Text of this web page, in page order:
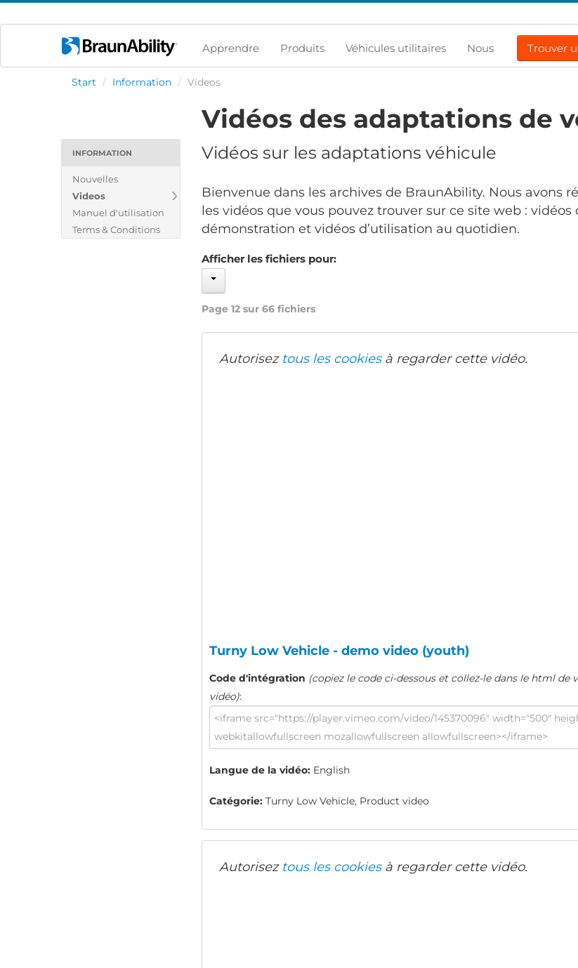
Apprendre Produits Véhicules utilitaires Nous Trouver
Start / Information / Videos
INFORMATION
Nouvelles
Videos
Manuel d'utilisation
Terms & Conditions
Vidéos des adaptations de
Vidéos sur les adaptations véhicule
Bienvenue dans les archives de BraunAbility. Nous avons
les vidéos que vous pouvez trouver sur ce site web :
démonstration et vidéos d’utilisation au quotidien.
Afficher les fichiers pour:
Page 12 sur 66 fichiers
Autorisez tous les cookiesà regarder cette vidéo.
Turny Low Vehicle - demo video (youth)
Code d'intégration (copiez le code ci-dessous et collez-le dans le html
vidéo):
Langue de la vidéo: English
Catégorie: Turny Low Vehicle, Product video
Autorisez tous les cookiesà regarder cette vidéo.